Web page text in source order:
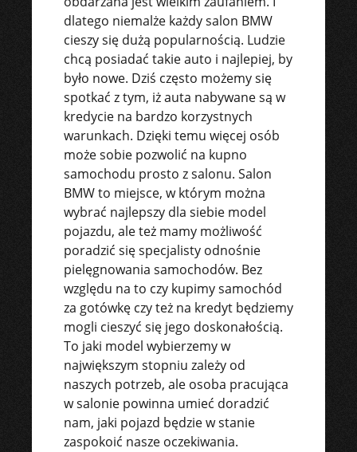
dlatego niemalże każdy salon BMW
cieszy się dużą popularnością. Ludzie
chcą posiadać takie auto i najlepiej, by
było nowe. Dziś często możemy się
spotkać z tym, iż auta nabywane są w
kredycie na bardzo korzystnych
warunkach. Dzięki temu więcej osób
może sobie pozwolić na kupno
samochodu prosto z salonu. Salon
BMW to miejsce, w którym można
wybrać najlepszy dla siebie model
pojazdu, ale też mamy możliwość
poradzić się specjalisty odnośnie
pielęgnowania samochodów. Bez
względu na to czy kupimy samochód
za gotówkę czy też na kredyt będziemy
mogli cieszyć się jego doskonałością.
To jaki model wybierzemy w
największym stopniu zależy od
naszych potrzeb, ale osoba pracująca
w salonie powinna umieć doradzić
nam, jaki pojazd będzie w stanie
zaspokoić nasze oczekiwania.